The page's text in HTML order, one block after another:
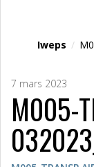
Iweps /
7 mars 2023
M005-